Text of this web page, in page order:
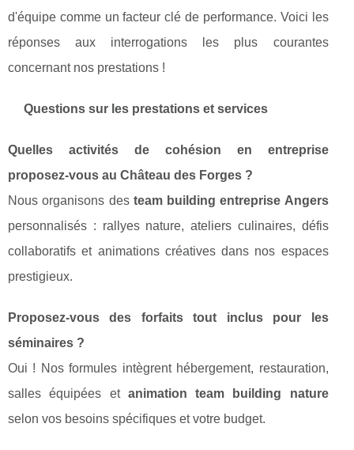
d'équipe comme un facteur clé de performance. Voici les
réponses aux interrogations les plus courantes
concernant nos prestations !
Questions sur les prestations et services
Quelles activités de cohésion en entreprise
proposez-vous au Château des Forges ?
Nous organisons des team building entreprise Angers
personnalisés : rallyes nature, ateliers culinaires, défis
collaboratifs et animations créatives dans nos espaces
prestigieux.
Proposez-vous des forfaits tout inclus pour les
séminaires ?
Oui ! Nos formules intègrent hébergement, restauration,
salles équipées et animation team building nature
selon vos besoins spécifiques et votre budget.